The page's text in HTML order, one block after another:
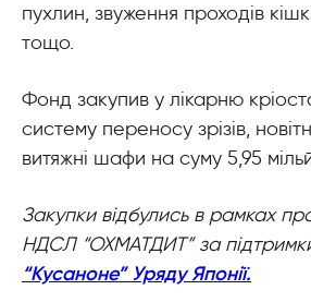
пухлин, звуження проходів
тощо.
Фонд закупив у лікарню
систему переносу зрізів,
витяжні шафи на суму 5,95
Закупки відбулись в рамках
НДСЛ “ОХМАТДИТ” за
“Кусаноне” Уряду Японії.